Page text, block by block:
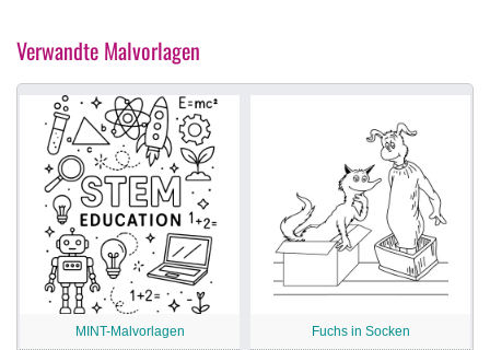
Verwandte Malvorlagen
MINT-Malvorlagen Fuchs in Socken